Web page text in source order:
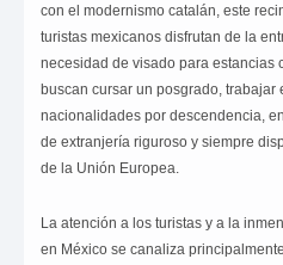
con el modernismo catalán, este
turistas mexicanos disfrutan de la
necesidad de visado para estancias
buscan cursar un posgrado,
nacionalidades por descendencia,
de extranjería riguroso y siempre
de la Unión Europea.
La atención a los turistas y a la
en México se canaliza